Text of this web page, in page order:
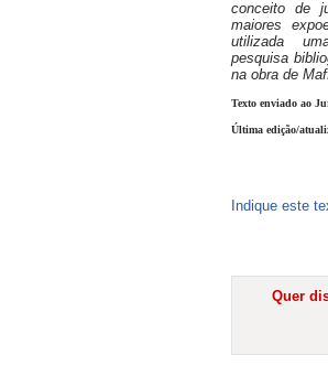
conceito de
maiores
utilizada
pesquisa
na obra de
Texto enviado ao
Última edição/
Indique este
Quer